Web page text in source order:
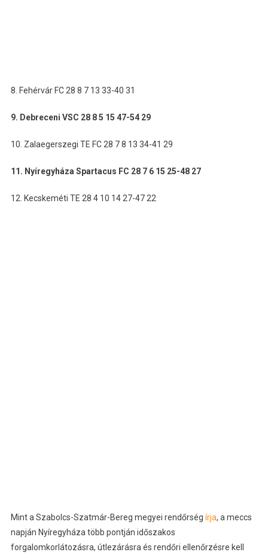
8. Fehérvár FC 28 8 7 13 33-40 31
9. Debreceni VSC 28 8 5 15 47-54 29
10. Zalaegerszegi TE FC 28 7 8 13 34-41 29
11. Nyíregyháza Spartacus FC 28 7 6 15 25-48 27
12. Kecskeméti TE 28 4 10 14 27-47 22
Mint a Szabolcs-Szatmár-Bereg megyei rendőrség írja, a meccs
napján Nyíregyháza több pontján időszakos
forgalomkorlátozásra, útlezárásra és rendőri ellenőrzésre kell